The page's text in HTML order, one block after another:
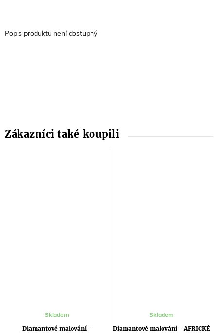
Popis produktu není dostupný
Diamantové malování -
Skladem
Diamantové malování - AFRICKÉ
Skladem